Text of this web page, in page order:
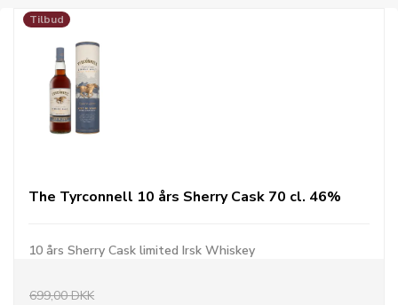
Tilbud
The Tyrconnell 10 års Sherry Cask 70 cl. 46%
10 års Sherry Cask limited Irsk Whiskey
699,00 DKK